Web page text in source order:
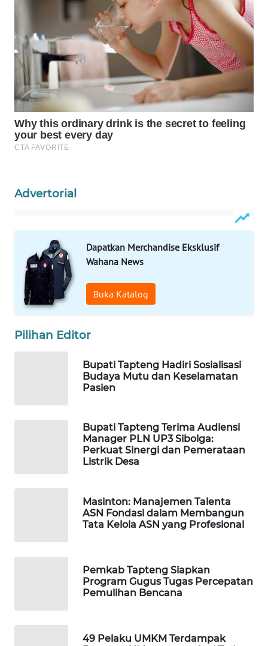
Advertorial
Dapatkan Merchandise Eksklusif
Wahana News
Buka Katalog
Pilihan Editor
Bupati Tapteng Hadiri Sosialisasi
Budaya Mutu dan Keselamatan
Pasien
Bupati Tapteng Terima Audiensi
Manager PLN UP3 Sibolga:
Perkuat Sinergi dan Pemerataan
Listrik Desa
Masinton: Manajemen Talenta
ASN Fondasi dalam Membangun
Tata Kelola ASN yang Profesional
Pemkab Tapteng Siapkan
Program Gugus Tugas Percepatan
Pemulihan Bencana
49 Pelaku UMKM Terdampak
WAHANA
OTOMOTIF
WAHANA
HEALTH
WAHANA
DESA
LAPAK
KONSUMEN
LISTRIK
KELISTRIKAN
MKLI
LKKI